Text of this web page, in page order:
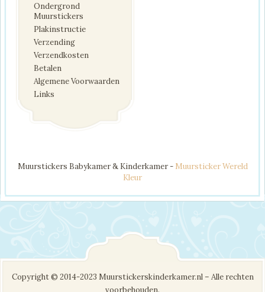
Ondergrond
Muurstickers
Plakinstructie
Verzending
Verzendkosten
Betalen
Algemene Voorwaarden
Links
Muurstickers Babykamer & Kinderkamer - Muursticker Wereld
Kleur
Copyright © 2014-2023 Muurstickerskinderkamer.nl – Alle rechten
voorbehouden.